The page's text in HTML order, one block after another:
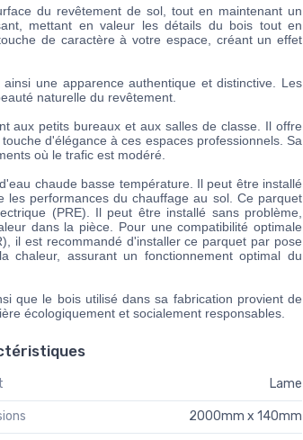
du revêtement de sol, tout en maintenant un
mettant en valeur les détails du bois tout en
de caractère à votre espace, créant un effet
une apparence authentique et distinctive. Les
naturelle du revêtement.
aux petits bureaux et aux salles de classe. Il offre
d'élégance à ces espaces professionnels. Sa
où le trafic est modéré.
chaude basse température. Il peut être installé
performances du chauffage au sol. Ce parquet
(PRE). Il peut être installé sans problème,
dans la pièce. Pour une compatibilité optimale
il est recommandé d'installer ce parquet par pose
chaleur, assurant un fonctionnement optimal du
que le bois utilisé dans sa fabrication provient de
écologiquement et socialement responsables.
Lame
2000mm x 140mm